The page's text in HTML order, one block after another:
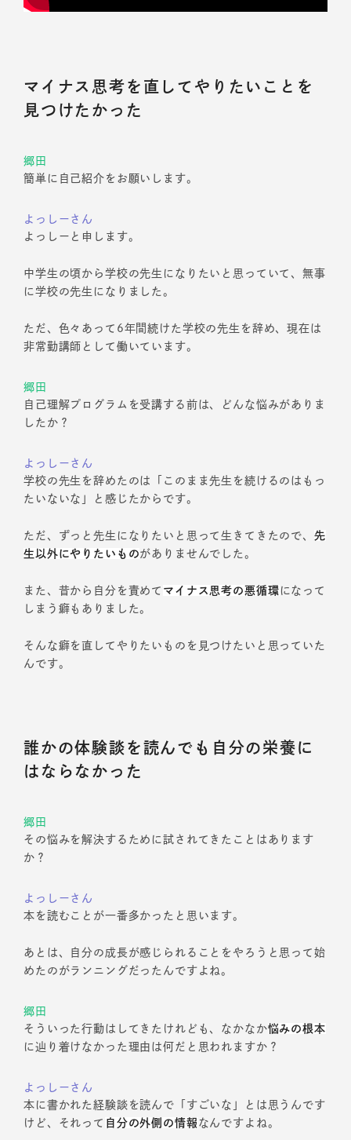
マイナス思考を直してやりたいことを
見つけたかった
郷田
簡単に自己紹介をお願いします。
よっしーさん
よっしーと申します。
中学生の頃から学校の先生になりたいと思っていて、無事
に学校の先生になりました。
ただ、色々あって6年間続けた学校の先生を辞め、現在は
非常勤講師として働いています。
郷田
自己理解プログラムを受講する前は、どんな悩みがありま
したか？
よっしーさん
学校の先生を辞めたのは「このまま先生を続けるのはもっ
たいないな」と感じたからです。
ただ、ずっと先生になりたいと思って生きてきたので、先
生以外にやりたいものがありませんでした。
また、昔から自分を責めて マイナス思考の悪循環 になって
しまう癖もありました。
そんな癖を直してやりたいものを見つけたいと思っていた
んです。
誰かの体験談を読んでも自分の栄養に
はならなかった
郷田
その悩みを解決するために試されてきたことはあります
か？
よっしーさん
本を読むことが一番多かったと思います。
あとは、自分の成長が感じられることをやろうと思って始
めたのがランニングだったんですよね。
郷田
そういった行動はしてきたけれども、なかなか悩みの根本
に辿り着けなかった理由は何だと思われますか？
よっしーさん
本に書かれた経験談を読んで「すごいな」とは思うんです
けど、それって 自分の外側の情報なんですよね。